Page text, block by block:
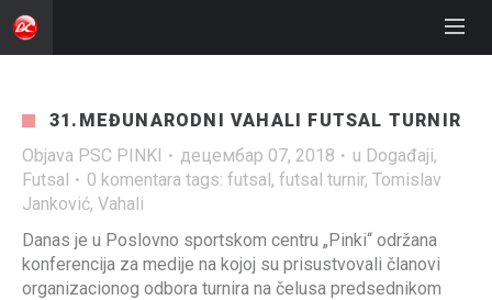
31.MEĐUNARODNI VAHALI FUTSAL TURNIR
Objava PSC PINKI · децембар 07, 2018 · u Događaji,
Futsal · 0 komentara tags: futsal, futsal turnir, Tomislav
Janković, Vahali
Danas je u Poslovno sportskom centru „Pinki“ održana
konferencija za medije na kojoj su prisustvovali članovi
organizacionog odbora turnira na čelusa predsednikom